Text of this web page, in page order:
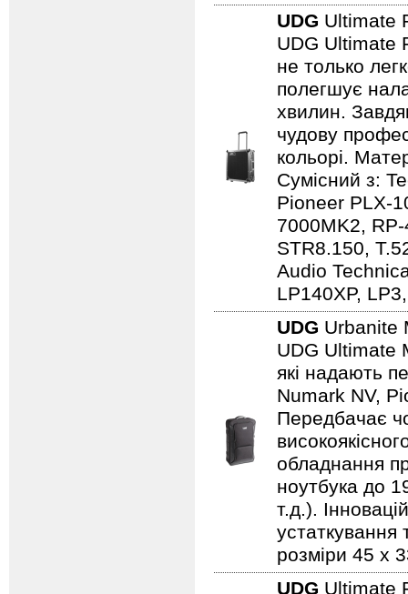
UDG Ultimate
UDG Ultimate
не только
полегшує
хвилин.
чудову
кольорі.
Сумісний з:
Pioneer PLX-
7000MK2,
STR8.150,
Audio
LP140XP,
UDG Urbanite
UDG Ultimate
які надають
Numark NV,
Передбачає
обладнання
ноутбука до
т.д.).
устаткування
розміри 45 x
UDG Ultimate